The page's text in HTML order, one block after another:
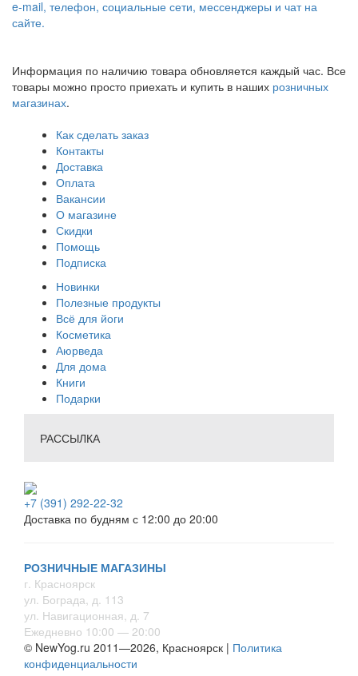
e-mail, телефон, социальные сети, мессенджеры и чат на
сайте.
Информация по наличию товара обновляется каждый час. Все
товары можно просто приехать и купить в наших розничных
магазинах.
Как сделать заказ
Контакты
Доставка
Оплата
Вакансии
О магазине
Скидки
Помощь
Подписка
Новинки
Полезные продукты
Всё для йоги
Косметика
Аюрведа
Для дома
Книги
Подарки
РАССЫЛКА
+7 (391) 292-22-32
Доставка по будням с 12:00 до 20:00
РОЗНИЧНЫЕ МАГАЗИНЫ
г. Красноярск
ул. Бограда, д. 113
ул. Навигационная, д. 7
Ежедневно 10:00 — 20:00
© NewYog.ru 2011—2026, Красноярск | Политика
конфиденциальности